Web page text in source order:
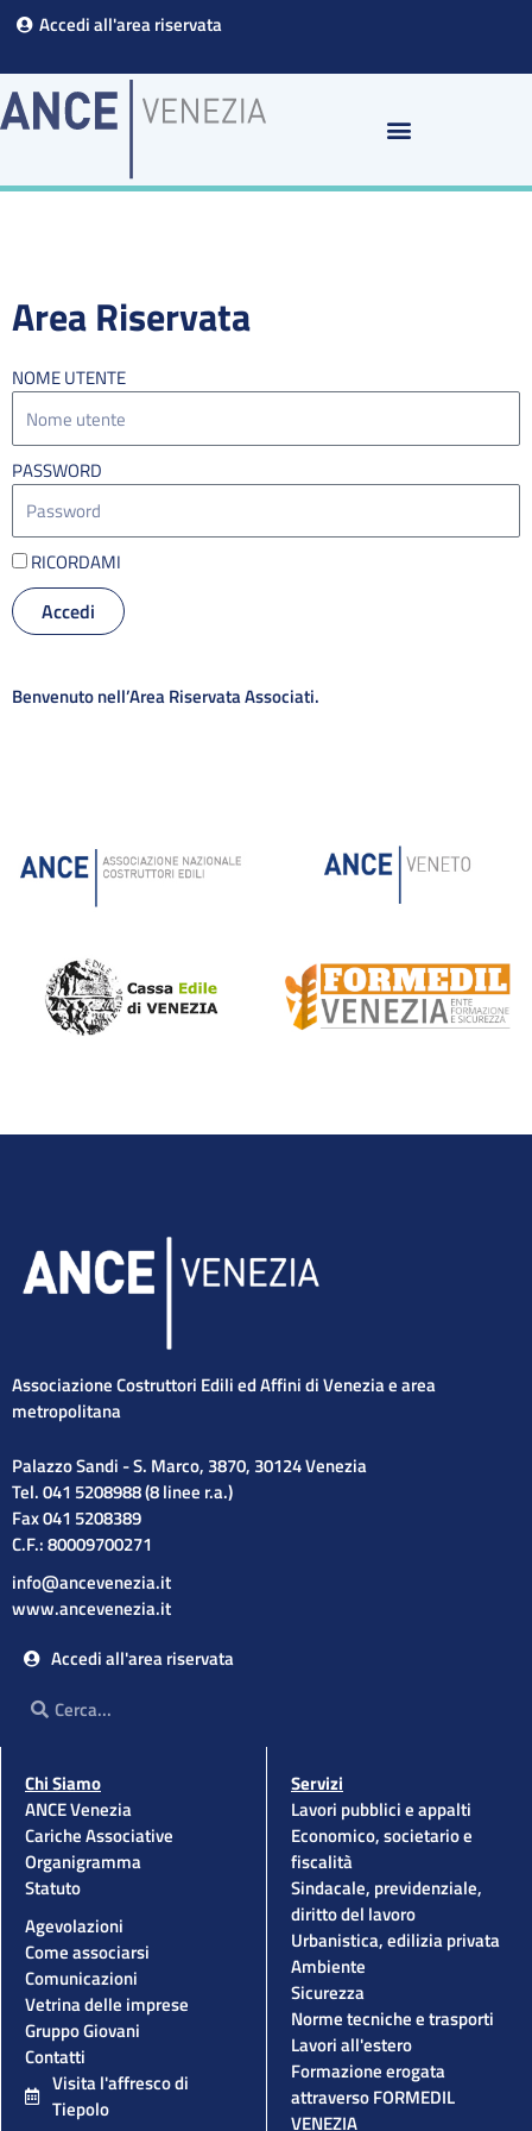
Vai
contenuto
Accedi all'area riservata
Area Riservata
NOME UTENTE
PASSWORD
RICORDAMI
Accedi
Benvenuto nell’Area Riservata Associati.
Associazione Costruttori Edili ed Affini di Venezia e area
metropolitana
Palazzo Sandi - S. Marco, 3870, 30124 Venezia
Tel. 041 5208988 (8 linee r.a.)
Fax 041 5208389
C.F.: 80009700271
info@ancevenezia.it
www.ancevenezia.it
Accedi all'area riservata
Cerca
Chi Siamo
ANCE Venezia
Cariche Associative
Organigramma
Statuto
Agevolazioni
Come associarsi
Comunicazioni
Vetrina delle imprese
Gruppo Giovani
Contatti
Visita l'affresco di
Tiepolo
Servizi
Lavori pubblici e appalti
Economico, societario e
fiscalità
Sindacale, previdenziale,
diritto del lavoro
Urbanistica, edilizia privata
Ambiente
Sicurezza
Norme tecniche e trasporti
Lavori all'estero
Formazione erogata
attraverso FORMEDIL
VENEZIA